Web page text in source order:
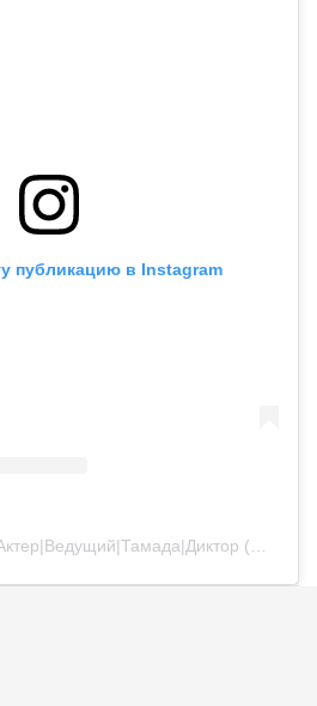
публикацию в Instagram